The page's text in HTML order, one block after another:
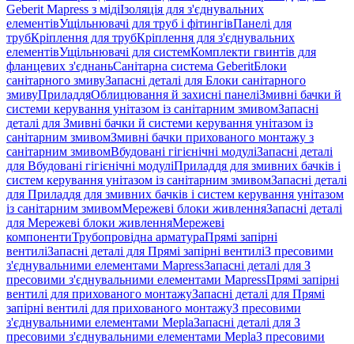
Geberit Mapress з мідіІзоляція для з'єднувальних
елементівУщільнювачі для труб і фітингівПанелі для
трубКріплення для трубКріплення для з'єднувальних
елементівУщільнювачі для системКомплекти гвинтів для
фланцевих з'єднаньСанітарна система GeberitБлоки
санітарного змивуЗапасні деталі для Блоки санітарного
змивуПриладдяОблицювання й захисні панеліЗмивні бачки й
системи керування унітазом із санітарним змивомЗапасні
деталі для Змивні бачки й системи керування унітазом із
санітарним змивомЗмивні бачки прихованого монтажу з
санітарним змивомВбудовані гігієнічні модуліЗапасні деталі
для Вбудовані гігієнічні модуліПриладдя для змивних бачків і
систем керування унітазом із санітарним змивомЗапасні деталі
для Приладдя для змивних бачків і систем керування унітазом
із санітарним змивомМережеві блоки живленняЗапасні деталі
для Мережеві блоки живленняМережеві
компонентиТрубопровідна арматураПрямі запірні
вентиліЗапасні деталі для Прямі запірні вентиліЗ пресовими
з'єднувальними елементами MapressЗапасні деталі для З
пресовими з'єднувальними елементами MapressПрямі запірні
вентилі для прихованого монтажуЗапасні деталі для Прямі
запірні вентилі для прихованого монтажуЗ пресовими
з'єднувальними елементами MeplaЗапасні деталі для З
пресовими з'єднувальними елементами MeplaЗ пресовими